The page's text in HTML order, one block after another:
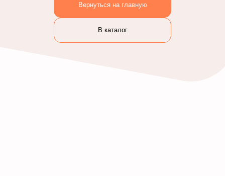
Вернуться на главную
В каталог